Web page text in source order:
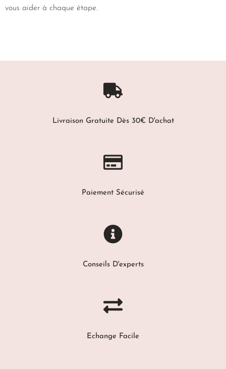
vous aider à chaque étape.
Livraison Gratuite Dès 30€ D'achat
Paiement Sécurisé
Conseils D'experts
Echange Facile